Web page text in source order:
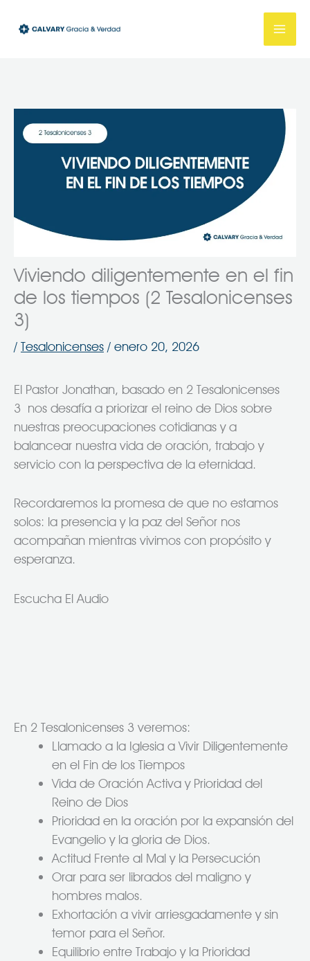
Viviendo diligentemente en el fin
de los tiempos (2 Tesalonicenses
3)
/ Tesalonicenses / enero 20, 2026
El Pastor Jonathan, basado en 2 Tesalonicenses
3 nos desafía a priorizar el reino de Dios sobre
nuestras preocupaciones cotidianas y a
balancear nuestra vida de oración, trabajo y
servicio con la perspectiva de la eternidad.
Recordaremos la promesa de que no estamos
solos: la presencia y la paz del Señor nos
acompañan mientras vivimos con propósito y
esperanza.
Escucha El Audio
En 2 Tesalonicenses 3 veremos:
Llamado a la Iglesia a Vivir Diligentemente
en el Fin de los Tiempos
Vida de Oración Activa y Prioridad del
Reino de Dios
Prioridad en la oración por la expansión del
Evangelio y la gloria de Dios.
Actitud Frente al Mal y la Persecución
Orar para ser librados del maligno y
hombres malos.
Exhortación a vivir arriesgadamente y sin
temor para el Señor.
Equilibrio entre Trabajo y la Prioridad